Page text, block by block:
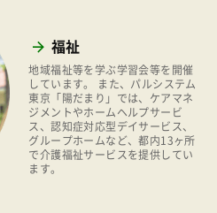
福祉
地域福祉等を学ぶ学習会等を開催
しています。 また、パルシステム
東京「陽だまり」では、ケアマネ
ジメントやホームヘルプサービ
ス、認知症対応型デイサービス、
グループホームなど、都内13ヶ所
で介護福祉サービスを提供してい
ます。